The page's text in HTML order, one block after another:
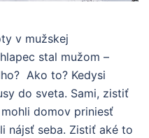
v mužskej
stal mužom –
Ako to? Kedysi
do sveta. Sami, zistiť
domov priniesť
nájsť seba. Zistiť aké to